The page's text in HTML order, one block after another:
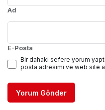
Ad
E-Posta
Bir dahaki sefere yorum
posta adresimi ve web site
Yorum Gönder